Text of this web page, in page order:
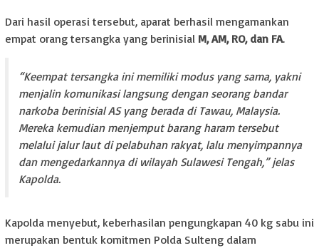
Dari hasil operasi tersebut, aparat berhasil mengamankan
empat orang tersangka yang berinisial M, AM, RO, dan FA.
“Keempat tersangka ini memiliki modus yang sama, yakni
menjalin komunikasi langsung dengan seorang bandar
narkoba berinisial AS yang berada di Tawau, Malaysia.
Mereka kemudian menjemput barang haram tersebut
melalui jalur laut di pelabuhan rakyat, lalu menyimpannya
dan mengedarkannya di wilayah Sulawesi Tengah,” jelas
Kapolda.
Kapolda menyebut, keberhasilan pengungkapan 40 kg sabu ini
merupakan bentuk komitmen Polda Sulteng dalam